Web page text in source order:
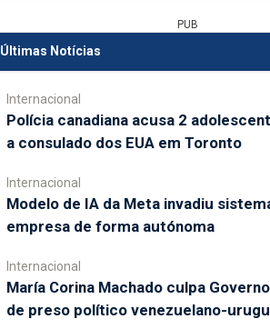
PUB
Últimas Notícias
Internacional
Polícia canadiana acusa 2
a consulado dos EUA em Toronto
Internacional
Modelo de IA da Meta invadiu
empresa de forma autónoma
Internacional
María Corina Machado culpa
de preso político venezuelano-